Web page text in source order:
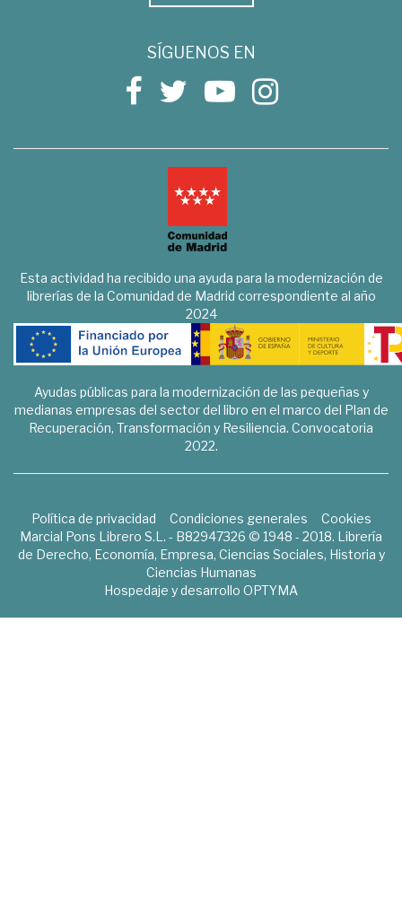
SÍGUENOS EN
Esta actividad ha recibido una ayuda para la modernización de
librerías de la Comunidad de Madrid correspondiente al año
2024
Ayudas públicas para la modernización de las pequeñas y
medianas empresas del sector del libro en el marco del Plan de
Recuperación, Transformación y Resiliencia. Convocatoria
2022.
Política de privacidad Condiciones generales
Cookies
Marcial Pons Librero S.L. - B82947326 © 1948 - 2018. Librería
de Derecho, Economía, Empresa, Ciencias Sociales, Historia y
Ciencias Humanas
Hospedaje y desarrollo OPTYMA